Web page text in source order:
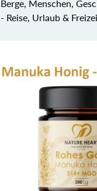
Berge, Menschen,
- Reise, Urlaub &